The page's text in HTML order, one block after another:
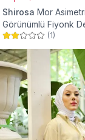
Shirosa Mor
Görünümlü Fiyonk
Gömlek
(1)